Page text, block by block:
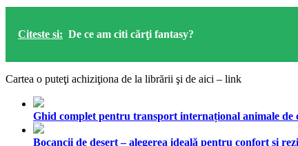
Citeste si: De ce am citi cărţi fantasy?
Cartea o puteţi achiziţiona de la librării şi de aici – link
Ghid complet pentru transport internațional animale de
Bocancii de deșert – alegerea ideală pentru confort și